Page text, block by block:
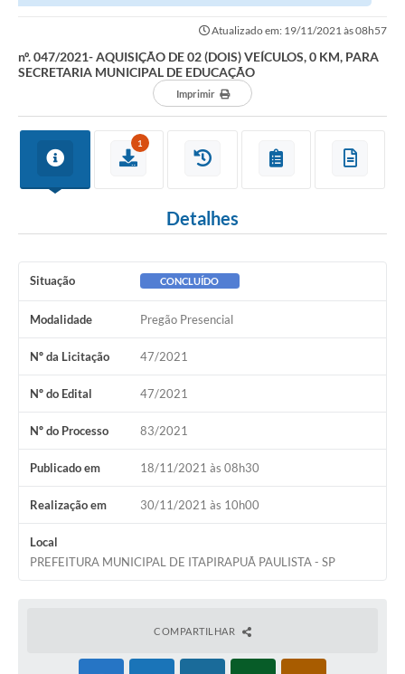
PS nº 001/2021 - Cargo Enfermeiro(a)
Galeria de Vídeos
Projetos
Contas Públicas
Editais
Serviços Online
A Prefeitura
Transparência
Atualizado em: 19/11/2021 às 08h57
nº. 047/2021- AQUISIÇÃO DE 02 (DOIS) VEÍCULOS, 0 KM, PARA
SECRETARIA MUNICIPAL DE EDUCAÇÃO
Imprimir
1
Detalhes
Situação CONCLUÍDO
Modalidade Pregão Presencial
Nº da Licitação 47/2021
Nº do Edital 47/2021
Nº do Processo 83/2021
Publicado em 18/11/2021 às 08h30
Realização em 30/11/2021 às 10h00
Local
PREFEITURA MUNICIPAL DE ITAPIRAPUÃ PAULISTA - SP
COMPARTILHAR